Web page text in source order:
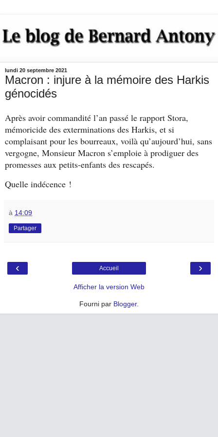
lundi 20 septembre 2021
Macron : injure à la mémoire des Harkis
génocidés
Après avoir commandité l’an passé le rapport Stora,
mémoricide des exterminations des Harkis, et si
complaisant pour les bourreaux, voilà qu’aujourd’hui, sans
vergogne, Monsieur Macron s’emploie à prodiguer des
promesses aux petits-enfants des rescapés.
Quelle indécence !
à 14:09
Partager
‹ ›
Accueil
Afficher la version Web
Fourni par Blogger.